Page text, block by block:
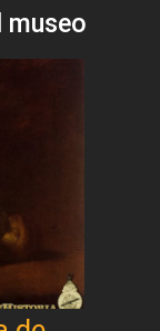
museo